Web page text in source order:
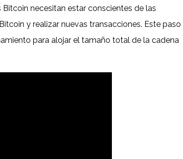
Bitcoin necesitan estar conscientes de las
y realizar nuevas transacciones. Este paso
para alojar el tamaño total de la cadena